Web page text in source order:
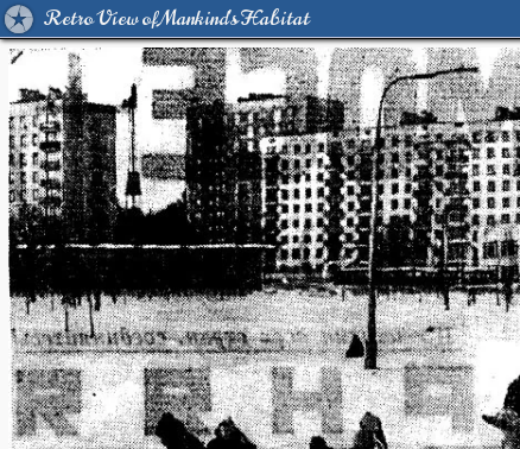
Retro View of Mankind's Habitat